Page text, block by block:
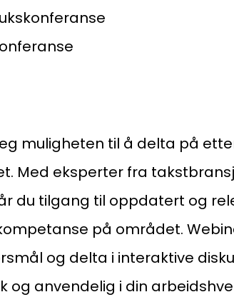
inn
oss
muligheten til å delta på
Med eksperter fra
du tilgang til oppdatert og
på området.
og delta i interaktive
og anvendelig i din